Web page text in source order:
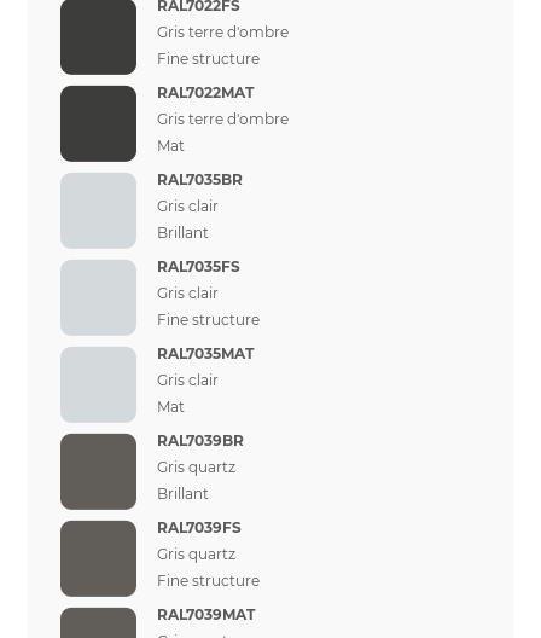
RAL7022FS
Gris terre d'ombre
Fine structure
RAL7022MAT
Gris terre d'ombre
Mat
RAL7035BR
Gris clair
Brillant
RAL7035FS
Gris clair
Fine structure
RAL7035MAT
Gris clair
Mat
RAL7039BR
Gris quartz
Brillant
RAL7039FS
Gris quartz
Fine structure
RAL7039MAT